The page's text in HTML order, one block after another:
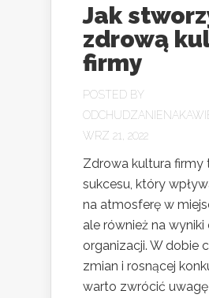
Jak
zdrową
firmy
POSTED BY
WRZ 21, 2022
Zdrowa kultura firmy
sukcesu, który
na atmosferę w
ale również na wyniki
organizacji. W dobie
zmian i rosnącej
warto zwrócić